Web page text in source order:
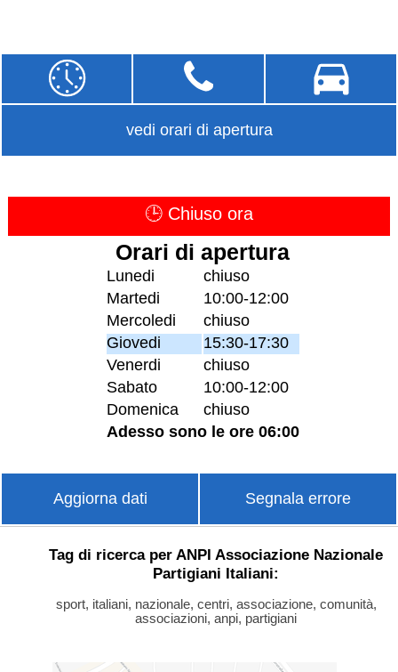
vedi orari di apertura
🕒 Chiuso ora
Orari di apertura
Lunedi
chiuso
Martedi
10:00-12:00
Mercoledi
chiuso
Giovedi
15:30-17:30
Venerdi
chiuso
Sabato
10:00-12:00
Domenica
chiuso
Adesso sono le ore 06:00
Aggiorna dati Segnala errore
Tag di ricerca per ANPI Associazione Nazionale
Partigiani Italiani:
sport, italiani, nazionale, centri, associazione, comunità,
associazioni, anpi, partigiani